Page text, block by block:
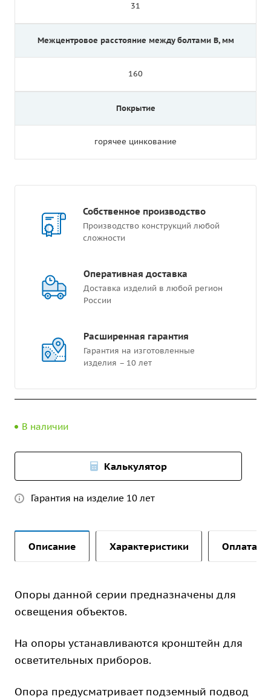
31
Межцентровое расстояние между болтами B, мм
160
Покрытие
горячее цинкование
Собственное производство
Производство конструкций любой
сложности
Оперативная доставка
Доставка изделий в любой регион
России
Расширенная гарантия
Гарантия на изготовленные
изделия – 10 лет
В наличии
Калькулятор
Гарантия на изделие 10 лет
Описание Характеристики Оплата и
Опоры данной серии предназначены для
освещения объектов.
На опоры устанавливаются кронштейн для
осветительных приборов.
Опора предусматривает подземный подвод